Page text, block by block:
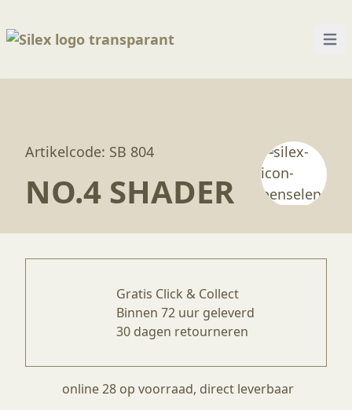
Home—Producten—Penselen
Artikelcode: SB 804
NO.4 SHADER
Gratis Click & Collect
Binnen 72 uur geleverd
30 dagen retourneren
online 28 op voorraad, direct leverbaar